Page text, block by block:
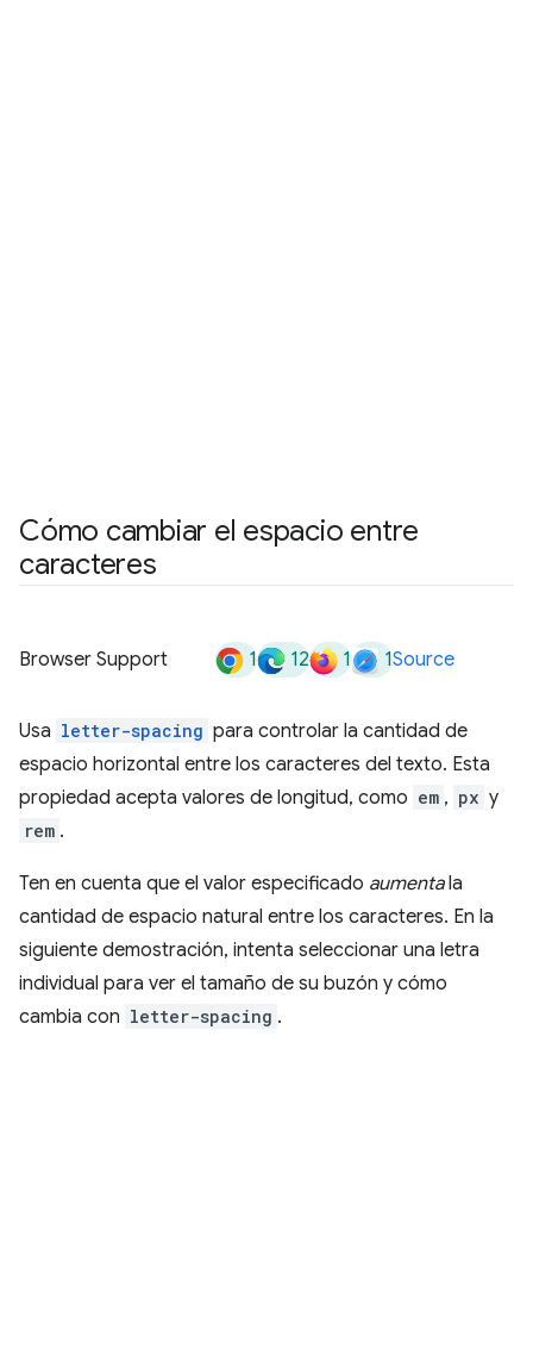
Cómo cambiar el espacio entre
caracteres
Browser Support 1 12 1 1Source
Usa letter-spacing para controlar la cantidad de
espacio horizontal entre los caracteres del texto. Esta
propiedad acepta valores de longitud, como em , px y
rem .
Ten en cuenta que el valor especificado aumentala
cantidad de espacio natural entre los caracteres. En la
siguiente demostración, intenta seleccionar una letra
individual para ver el tamaño de su buzón y cómo
cambia con letter-spacing .